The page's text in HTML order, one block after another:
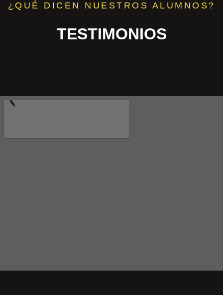
¿QUÉ DICEN NUESTROS ALUMNOS?
TESTIMONIOS